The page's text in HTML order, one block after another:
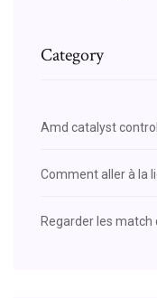
Category
Amd catalyst
Comment aller à la
Regarder les